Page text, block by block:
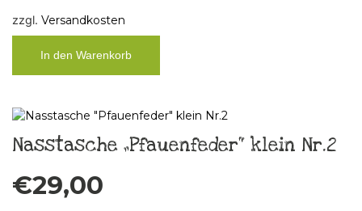
zzgl. Versandkosten
In den Warenkorb
Nasstasche „Pfauenfeder“ klein Nr.2
€29,00